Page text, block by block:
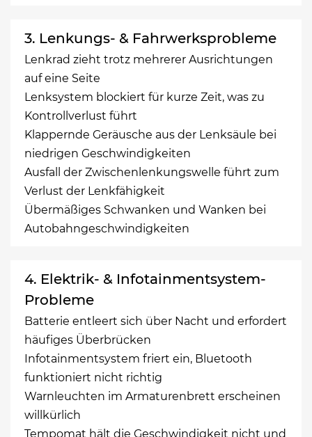
3. Lenkungs- & Fahrwerksprobleme
Lenkrad zieht trotz mehrerer Ausrichtungen
auf eine Seite
Lenksystem blockiert für kurze Zeit, was zu
Kontrollverlust führt
Klappernde Geräusche aus der Lenksäule bei
niedrigen Geschwindigkeiten
Ausfall der Zwischenlenkungswelle führt zum
Verlust der Lenkfähigkeit
Übermäßiges Schwanken und Wanken bei
Autobahngeschwindigkeiten
4. Elektrik- & Infotainmentsystem-
Probleme
Batterie entleert sich über Nacht und erfordert
häufiges Überbrücken
Infotainmentsystem friert ein, Bluetooth
funktioniert nicht richtig
Warnleuchten im Armaturenbrett erscheinen
willkürlich
Tempomat hält die Geschwindigkeit nicht und